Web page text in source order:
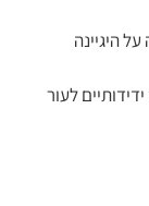
היגיינה
לעור